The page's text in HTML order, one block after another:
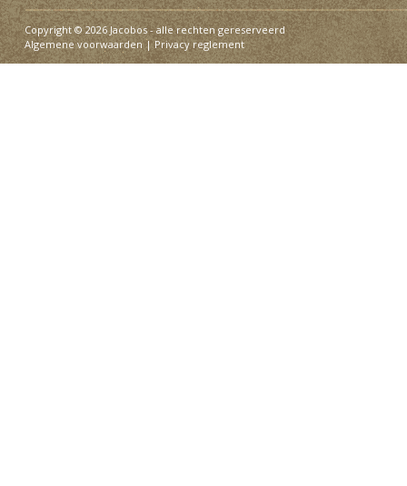
Copyright © 2026 Jacobos - alle rechten gereserveerd
Algemene voorwaarden|Privacy reglement